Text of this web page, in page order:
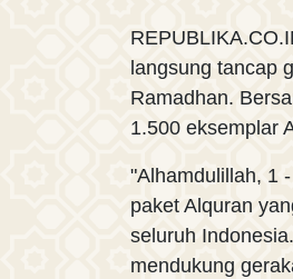
langsung tancap
Ramadhan.
1.500 eksemplar
"Alhamdulillah, 1
paket Alquran
seluruh
mendukung